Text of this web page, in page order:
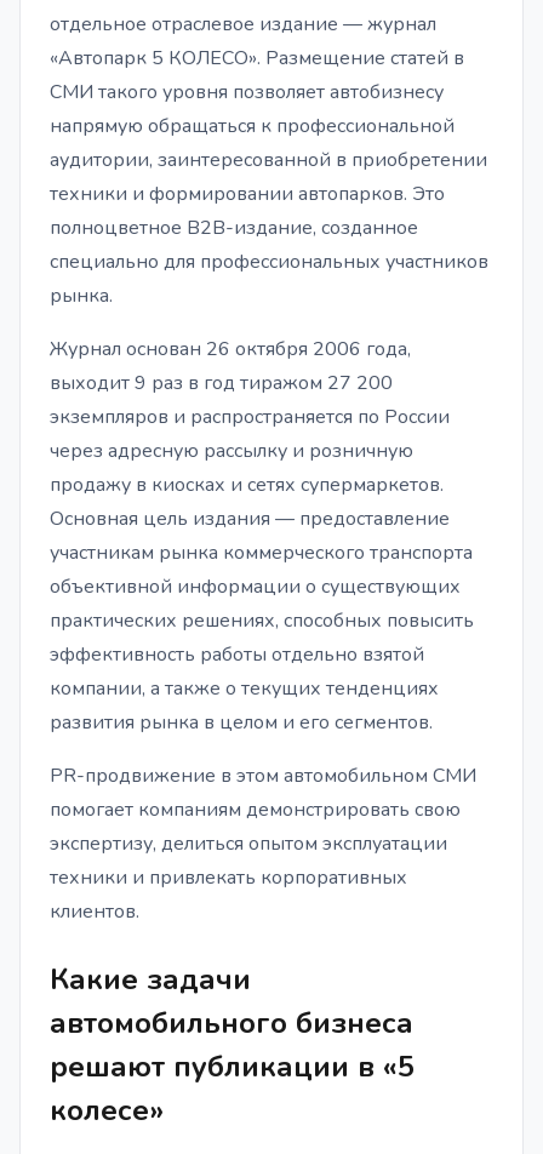
отдельное отраслевое издание — журнал
«Автопарк 5 КОЛЕСО». Размещение статей в
СМИ такого уровня позволяет автобизнесу
напрямую обращаться к профессиональной
аудитории, заинтересованной в приобретении
техники и формировании автопарков. Это
полноцветное B2B-издание, созданное
специально для профессиональных участников
рынка.
Журнал основан 26 октября 2006 года,
выходит 9 раз в год тиражом 27 200
экземпляров и распространяется по России
через адресную рассылку и розничную
продажу в киосках и сетях супермаркетов.
Основная цель издания — предоставление
участникам рынка коммерческого транспорта
объективной информации о существующих
практических решениях, способных повысить
эффективность работы отдельно взятой
компании, а также о текущих тенденциях
развития рынка в целом и его сегментов.
PR-продвижение в этом автомобильном СМИ
помогает компаниям демонстрировать свою
экспертизу, делиться опытом эксплуатации
техники и привлекать корпоративных
клиентов.
Какие задачи
автомобильного бизнеса
решают публикации в «5
колесе»